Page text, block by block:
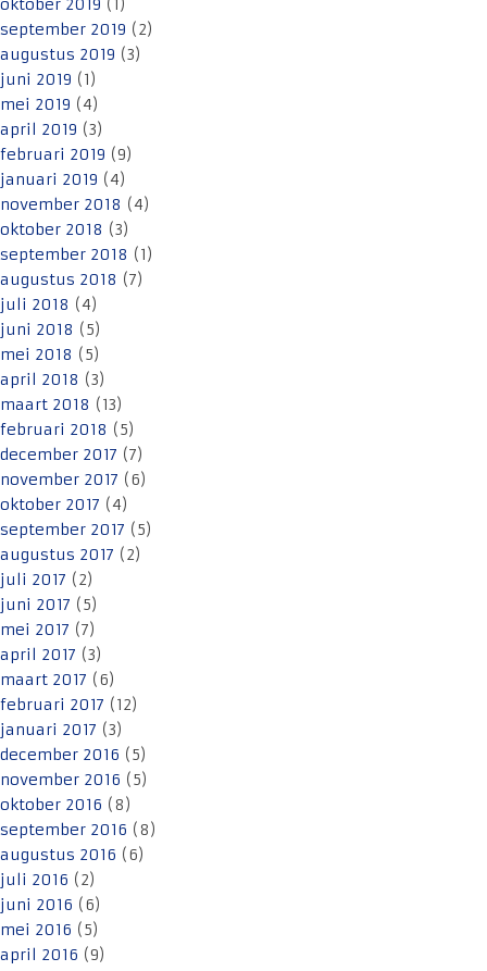
oktober 2019 (1)
september 2019 (2)
augustus 2019 (3)
juni 2019 (1)
mei 2019 (4)
april 2019 (3)
februari 2019 (9)
januari 2019 (4)
november 2018 (4)
oktober 2018 (3)
september 2018 (1)
augustus 2018 (7)
juli 2018 (4)
juni 2018 (5)
mei 2018 (5)
april 2018 (3)
maart 2018 (13)
februari 2018 (5)
december 2017 (7)
november 2017 (6)
oktober 2017 (4)
september 2017 (5)
augustus 2017 (2)
juli 2017 (2)
juni 2017 (5)
mei 2017 (7)
april 2017 (3)
maart 2017 (6)
februari 2017 (12)
januari 2017 (3)
december 2016 (5)
november 2016 (5)
oktober 2016 (8)
september 2016 (8)
augustus 2016 (6)
juli 2016 (2)
juni 2016 (6)
mei 2016 (5)
april 2016 (9)